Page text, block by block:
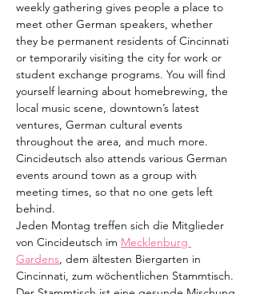
weekly gathering gives people a place to
meet other German speakers, whether
they be permanent residents of Cincinnati
or temporarily visiting the city for work or
student exchange programs. You will find
yourself learning about homebrewing, the
local music scene, downtown’s latest
ventures, German cultural events
throughout the area, and much more.
Cincideutsch also attends various German
events around town as a group with
meeting times, so that no one gets left
behind.
Jeden Montag treffen sich die Mitglieder
von Cincideutsch im Mecklenburg
Gardens, dem ältesten Biergarten in
Cincinnati, zum wöchentlichen Stammtisch.